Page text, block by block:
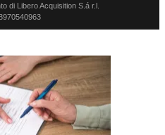
di Libero Acquisition S.á r.l.